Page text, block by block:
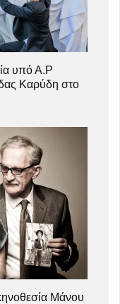
υπό Α.Ρ
Καρύδη στο
Μάνου